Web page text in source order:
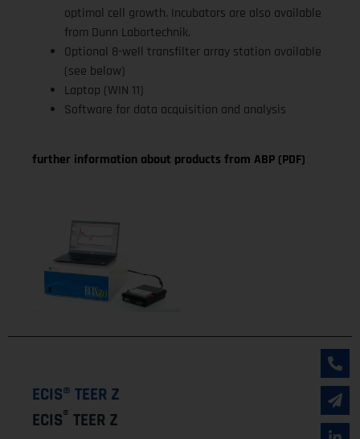
optimal cell growth. Incubators are also available
from Dunn Labortechnik.
Optional 8-well transfilter array station available
(see below)
Laptop (WIN 11)
Software for data acquisition and analysis
further information about products from ABP (PDF)
ECIS® TEER Z
ECIS® TEER Z